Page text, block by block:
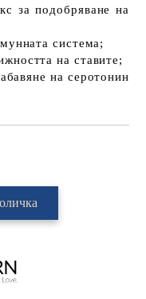
за подобряване на
система;
на ставите;
на серотонин